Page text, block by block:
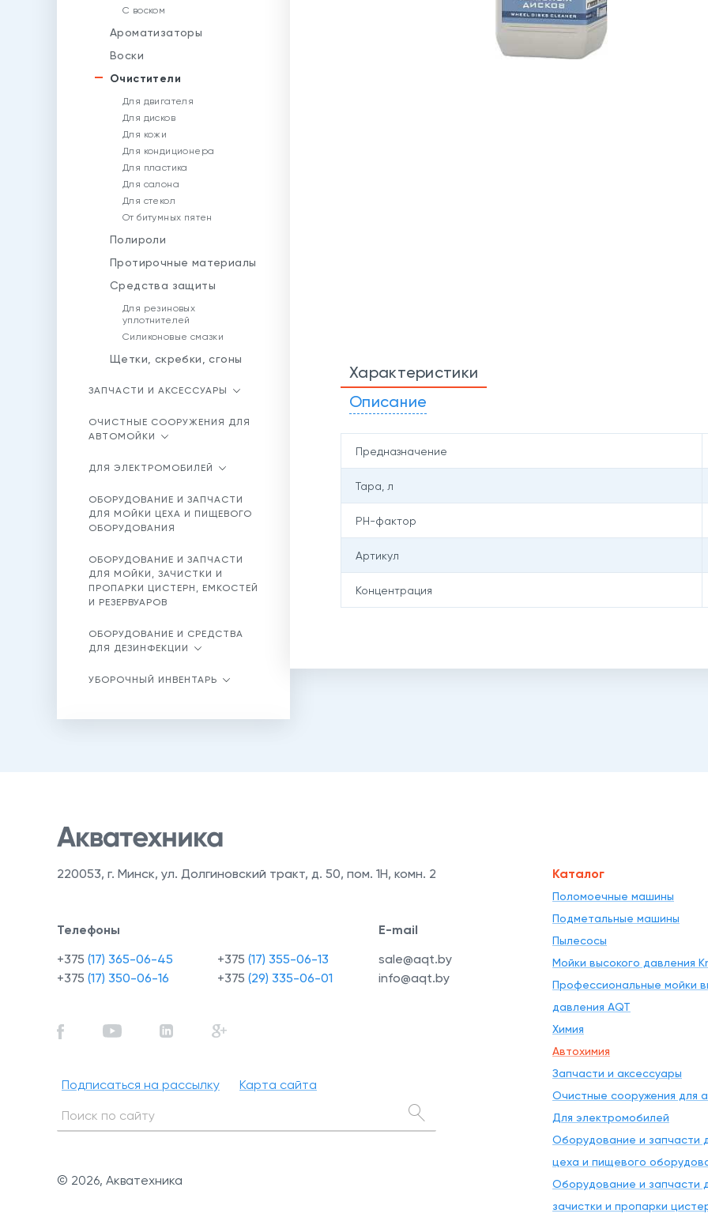
С воском
Ароматизаторы
Воски
Очистители
Для двигателя
Для дисков
Для кожи
Для кондиционера
Для пластика
Для салона
Для стекол
От битумных пятен
Полироли
Протирочные материалы
Средства защиты
Для резиновых
уплотнителей
Силиконовые смазки
Щетки, скребки, сгоны
ЗАПЧАСТИ И АКСЕССУАРЫ
ОЧИСТНЫЕ СООРУЖЕНИЯ ДЛЯ
АВТОМОЙКИ
ДЛЯ ЭЛЕКТРОМОБИЛЕЙ
ОБОРУДОВАНИЕ И ЗАПЧАСТИ
ДЛЯ МОЙКИ ЦЕХА И ПИЩЕВОГО
ОБОРУДОВАНИЯ
ОБОРУДОВАНИЕ И ЗАПЧАСТИ
ДЛЯ МОЙКИ, ЗАЧИСТКИ И
ПРОПАРКИ ЦИСТЕРН, ЕМКОСТЕЙ
И РЕЗЕРВУАРОВ
ОБОРУДОВАНИЕ И СРЕДСТВА
ДЛЯ ДЕЗИНФЕКЦИИ
УБОРОЧНЫЙ ИНВЕНТАРЬ
Характеристики
Описание
Предназначение
Тара, л
PH-фактор
Артикул
Концентрация
220053, г. Минск, ул. Долгиновский тракт, д. 50, пом. 1Н, комн. 2
Телефоны
+375 (17) 365-06-45
+375 (17) 350-06-16
+375 (17) 355-06-13
+375 (29) 335-06-01
E-mail
sale@aqt.by
info@aqt.by
Подписаться на рассылку Карта сайта
© 2026, Акватехника
Каталог
Поломоечные машины
Подметальные машины
Пылесосы
Мойки высокого давления
Профессиональные мойки
давления AQT
Химия
Автохимия
Запчасти и аксессуары
Очистные сооружения для
Для электромобилей
Оборудование и запчасти
цеха и пищевого
Оборудование и запчасти
зачистки и пропарки